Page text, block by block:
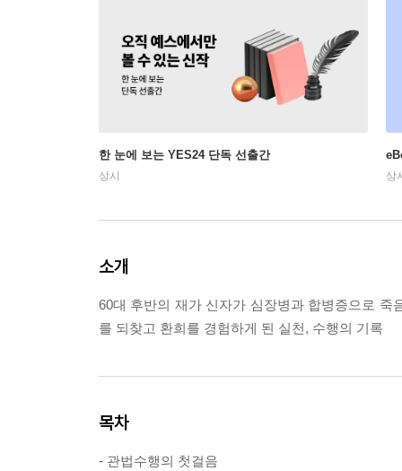
한 눈에 보는 YES24 단독 선출간
상시 상
소개
60대 후반의 재가 신자가 심장병과 합병증으로
를 되찾고 환희를 경험하게 된 실천, 수행의 기록
목차
- 관법수행의 첫걸음